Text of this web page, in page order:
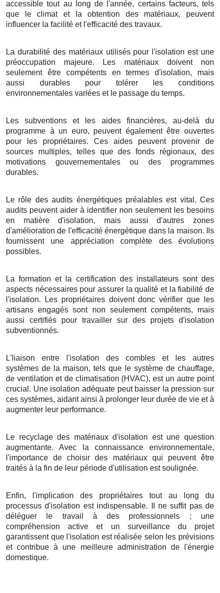
accessible tout au long de l'année, certains facteurs, tels
que le climat et la obtention des matériaux, peuvent
influencer la facilité et l'efficacité des travaux.
La durabilité des matériaux utilisés pour l'isolation est une
préoccupation majeure. Les matériaux doivent non
seulement être compétents en termes d'isolation, mais
aussi durables pour tolérer les conditions
environnementales variées et le passage du temps.
Les subventions et les aides financières, au-delà du
programme à un euro, peuvent également être ouvertes
pour les propriétaires. Ces aides peuvent provenir de
sources multiples, telles que des fonds régionaux, des
motivations gouvernementales ou des programmes
durables.
Le rôle des audits énergétiques préalables est vital. Ces
audits peuvent aider à identifier non seulement les besoins
en matière d'isolation, mais aussi d'autres zones
d'amélioration de l'efficacité énergétique dans la maison. Ils
fournissent une appréciation complète des évolutions
possibles.
La formation et la certification des installateurs sont des
aspects nécessaires pour assurer la qualité et la fiabilité de
l'isolation. Les propriétaires doivent donc vérifier que les
artisans engagés sont non seulement compétents, mais
aussi certifiés pour travailler sur des projets d'isolation
subventionnés.
L'liaison entre l'isolation des combles et les autres
systèmes de la maison, tels que le système de chauffage,
de ventilation et de climatisation (HVAC), est un autre point
crucial. Une isolation adéquate peut baisser la pression sur
ces systèmes, aidant ainsi à prolonger leur durée de vie et à
augmenter leur performance.
Le recyclage des matériaux d'isolation est une question
augmentante. Avec la connaissance environnementale,
l'importance de choisir des matériaux qui peuvent être
traités à la fin de leur période d'utilisation est soulignée.
Enfin, l'implication des propriétaires tout au long du
processus d'isolation est indispensable. Il ne suffit pas de
déléguer le travail à des professionnels ; une
compréhension active et un surveillance du projet
garantissent que l'isolation est réalisée selon les prévisions
et contribue à une meilleure administration de l'énergie
domestique.